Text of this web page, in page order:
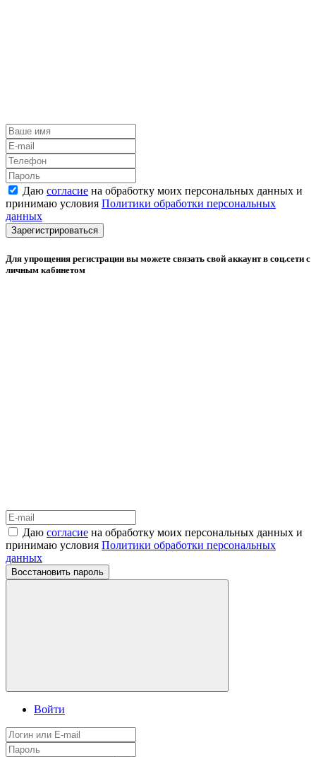
Даю согласие на обработку моих персональных данных и
принимаю условия Политики обработки персональных
данных
Зарегистрироваться
Для упрощения регистрации вы можете связать свой аккаунт в соц.сети с
личным кабинетом
Даю согласие на обработку моих персональных данных и
принимаю условия Политики обработки персональных
данных
Восстановить пароль
Войти